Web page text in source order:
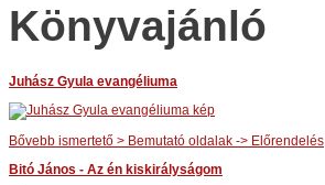
Könyvajánló
Juhász Gyula evangéliuma
Bővebb ismertető > Bemutató oldalak -> Előrendelés
Bitó János - Az én kiskirályságom